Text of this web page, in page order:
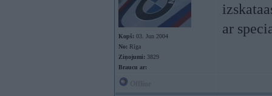
Kopš: 03. Jun 2004
No: Rīga
Ziņojumi: 3829
Braucu ar:
ar